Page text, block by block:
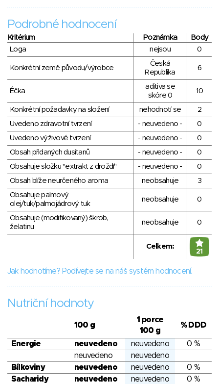
Podrobné hodnocení
Kritérium Poznámka
Body
Loga
nejsou 0
Konkrétní země původu/výrobce
Česká
Republika
6
Éčka
aditiva se
skóre 0
10
Konkrétní požadavky na složení nehodnotí se
2
Uvedeno zdravotní tvrzení
- neuvedeno -
0
Uvedeno výživové tvrzení
- neuvedeno -
0
Obsah přidaných dusitanů
- neuvedeno -
0
Obsahuje složku "extrakt z droždí"
- neuvedeno -
0
Obsah blíže neurčeného aroma
neobsahuje
3
Obsahuje palmový
olej/tuk/palmojádrový tuk
neobsahuje 0
Obsahuje (modifikovaný) škrob,
želatinu
neobsahuje 0
Celkem:
21
Jak hodnotíme? Podívejte se na náš systém hodnocení.
Nutriční hodnoty
100 g
1 porce
100 g
% DDD
Energie neuvedeno neuvedeno
0 %
neuvedeno
neuvedeno
Bílkoviny
neuvedeno neuvedeno
0 %
Sacharidy
neuvedeno neuvedeno
0 %